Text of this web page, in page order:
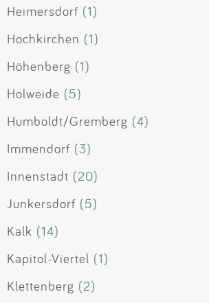
Heimersdorf (1)
Hochkirchen (1)
Höhenberg (1)
Holweide (5)
Humboldt/Gremberg (4)
Immendorf (3)
Innenstadt (20)
Junkersdorf (5)
Kalk (14)
Kapitol-Viertel (1)
Klettenberg (2)